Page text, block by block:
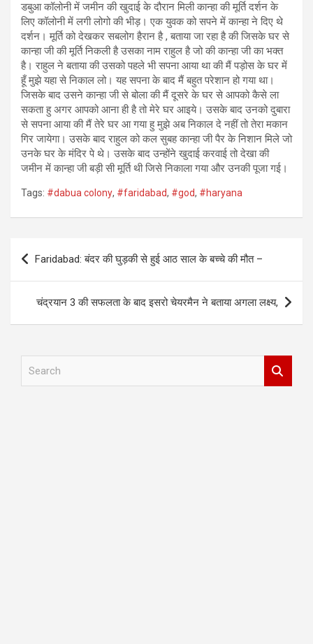
डबुआ कॉलोनी में जमीन की खुदाई के दौरान मिली कान्हा की मूर्ति दर्शन के
लिए कॉलोनी में लगी लोगो की भीड़। एक युवक को सपने में कान्हा ने दिए थे
दर्शन। मूर्ति को देखकर सबलोग हैरान है , बताया जा रहा है की जिसके घर से
कान्हा जी की मूर्ति निकली है उसका नाम राहुल है जो की कान्हा जी का भक्त
है। राहुल ने बताया की उसको पहले भी सपना आया था की मैं पड़ोस के घर में
हूँ मुझे यहा से निकाल लो। यह सपना के बाद मैं बहुत परेशान हो गया था।
जिसके बाद उसने कान्हा जी से बोला की मैं दूसरे के घर से आपको कैसे ला
सकता हु अगर आपको आना ही है तो मेरे घर आइये। उसके बाद उनको दुबारा
से सपना आया की मैं तेरे घर आ गया हु मुझे अब निकाल दे नहीं तो तेरा मकान
गिर जायेगा। उसके बाद राहुल को कल सुबह कान्हा जी पैर के निशान मिले जो
उनके घर के मंदिर पे थे। उसके बाद उन्होंने खुदाई करवाई तो देखा की
जमीन में कान्हा जी बड़ी सी मूर्ति थी जिसे निकाला गया और उनकी पूजा गई।
Tags: #dabua colony, #faridabad, #god, #haryana
Post
navigation
Faridabad: बंदर की घुड़की से हुई आठ साल के बच्चे की मौत –
चंद्रयान 3 की सफलता के बाद इसरो चेयरमैन ने बताया अगला लक्ष्य,